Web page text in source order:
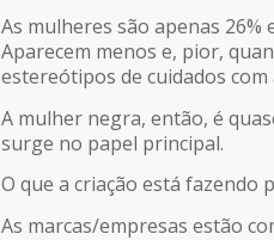
As mulheres são apenas
Aparecem menos e, pior,
estereótipos de cuidados com
A mulher negra, então, é
surge no papel principal.
O que a criação está fazendo
As marcas/empresas estão